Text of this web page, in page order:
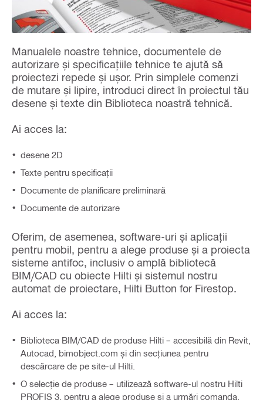
Manualele noastre tehnice, documentele de
autorizare și specificațiile tehnice te ajută să
proiectezi repede și ușor. Prin simplele comenzi
de mutare și lipire, introduci direct în proiectul tău
desene și texte din Biblioteca noastră tehnică.
Ai acces la:
desene 2D
Texte pentru specificații
Documente de planificare preliminară
Documente de autorizare
Oferim, de asemenea, software-uri și aplicații
pentru mobil, pentru a alege produse și a proiecta
sisteme antifoc, inclusiv o amplă bibliotecă
BIM/CAD cu obiecte Hilti și sistemul nostru
automat de proiectare, Hilti Button for Firestop.
Ai acces la:
Biblioteca BIM/CAD de produse Hilti – accesibilă din Revit,
Autocad, bimobject.com și din secțiunea pentru
descărcare de pe site-ul Hilti.
O selecție de produse – utilizează software-ul nostru Hilti
PROFIS 3, pentru a alege produse și a urmări comanda.